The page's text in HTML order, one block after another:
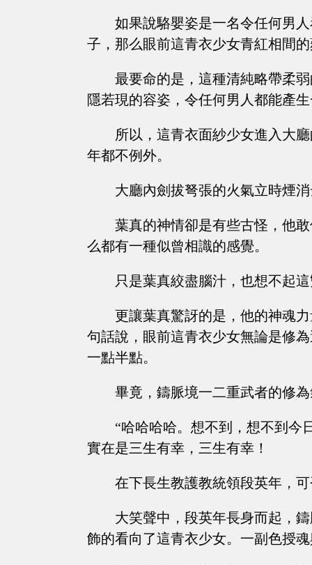
如果說駱嬰姿是一名令任何男
子，那么眼前這青衣少女青紅相間
最要命的是，這種清純略帶柔
隱若現的容姿，令任何男人都能產
所以，這青衣面紗少女進入大
年都不例外。
大廳內劍拔弩張的火氣立時煙
葉真的神情卻是有些古怪，他
么都有一種似曾相識的感覺。
只是葉真絞盡腦汁，也想不起
更讓葉真驚訝的是，他的神魂
句話說，眼前這青衣少女無論是修
一點半點。
畢竟，鑄脈境一二重武者的修
“哈哈哈哈。想不到，想不到今
實在是三生有幸，三生有幸！
在下長生教護教統領段英年，
大笑聲中，段英年長身而起，
飾的看向了這青衣少女。一副色授